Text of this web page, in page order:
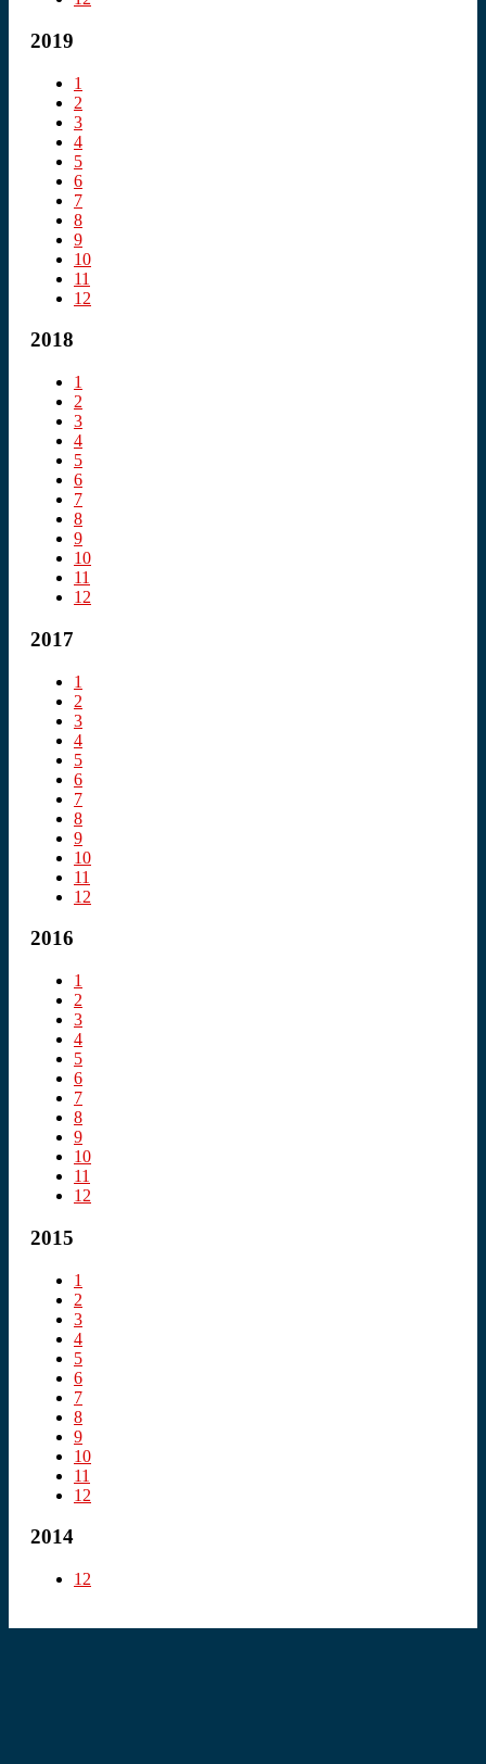
2019
1
2
3
4
5
6
7
8
9
10
11
12
2018
1
2
3
4
5
6
7
8
9
10
11
12
2017
1
2
3
4
5
6
7
8
9
10
11
12
2016
1
2
3
4
5
6
7
8
9
10
11
12
2015
1
2
3
4
5
6
7
8
9
10
11
12
2014
12